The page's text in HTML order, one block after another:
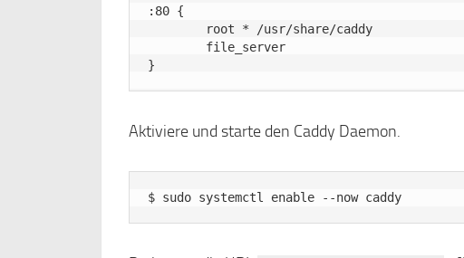
:80 {
Aktiviere und starte den Caddy Daemon.